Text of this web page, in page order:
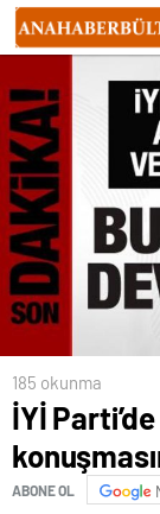
185 okunma
İYİ
ABONE OL